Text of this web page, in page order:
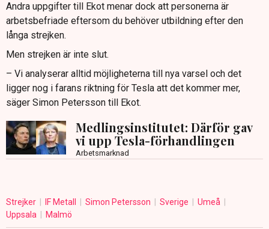
Andra uppgifter till Ekot menar dock att personerna är
arbetsbefriade eftersom du behöver utbildning efter den
långa strejken.
Men strejken är inte slut.
– Vi analyserar alltid möjligheterna till nya varsel och det
ligger nog i farans riktning för Tesla att det kommer mer,
säger Simon Petersson till Ekot.
Medlingsinstitutet: Därför gav
vi upp Tesla-förhandlingen
Arbetsmarknad
Strejker IF Metall Simon Petersson Sverige
Umeå
Uppsala
Malmö